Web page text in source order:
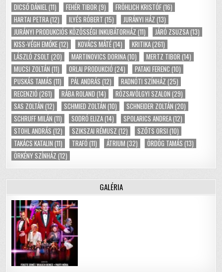
DICSŐ DÁNIEL (11) FEHÉR TIBOR (9) FRÖHLICH KRISTÓF(16)
HARTAI PETRA(12) ILYÉS RÓBERT (15) JURÁNYI HÁZ (13)
JURÁNYI PRODUKCIÓS KÖZÖSSÉGI INKUBÁTORHÁZ (11) JÁRÓ ZSUZSA(13)
KISS-VÉGH EMŐKE(12) KOVÁCS MÁTÉ(14) KRITIKA(261)
LÁSZLÓ ZSOLT (20) MARTINOVICS DORINA(10) MERTZ TIBOR (14)
MUCSI ZOLTÁN (11) ORLAI PRODUKCIÓ (24) PATAKI FERENC (10)
PUSKÁS TAMÁS (11) PÁL ANDRÁS (12) RADNÓTI SZÍNHÁZ (25)
RECENZIÓ (261) RÁBA ROLAND (14) RÓZSAVÖLGYI SZALON (29)
SAS ZOLTÁN (12) SCHMIED ZOLTÁN (10) SCHNEIDER ZOLTÁN (20)
SCHRUFF MILÁN (11) SODRÓ ELIZA(14) SPOLARICS ANDREA(12)
STOHL ANDRÁS (12) SZIKSZAI RÉMUSZ (12) SZŐTS ORSI (10)
TAKÁCS KATALIN (11) TRAFÓ (11) ÁTRIUM (32) ÖRDÖG TAMÁS (13)
ÖRKÉNY SZÍNHÁZ (12)
GALÉRIA